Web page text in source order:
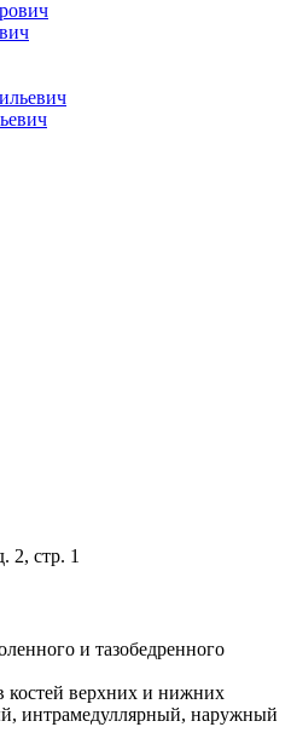
2, стр. 1
и тазобедренного
костей верхних и нижних
интрамедуллярный, наружный